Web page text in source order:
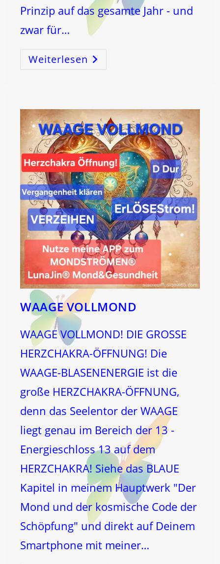
Prinzip auf das gesamte Jahr - und
zwar für…
Weiterlesen Mond
Im
SCHÜTZE
Um
10:45
Uhr!
WAAGE VOLLMOND
WAAGE VOLLMOND! DIE GROSSE
HERZCHAKRA-ÖFFNUNG! Die
WAAGE-BLASENENERGIE ist die
große HERZCHAKRA-ÖFFNUNG,
denn das Seelentor der WAAGE
liegt genau im Bereich der 13 -
Energieschloss 13 auf dem
HERZCHAKRA! Siehe das BLAUE
Kapitel in meinem Hauptwerk "Der
Mond und der kosmische Code der
Schöpfung" und direkt auf Deinem
Smartphone mit meiner…